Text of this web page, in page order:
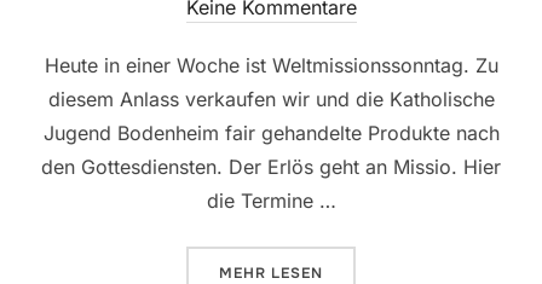
am
Keine Kommentare
Heute in einer Woche ist Weltmissionssonntag. Zu
diesem Anlass verkaufen wir und die Katholische
Jugend Bodenheim fair gehandelte Produkte nach
den Gottesdiensten. Der Erlös geht an Missio. Hier
die Termine …
MEHR ÜBER „MISSIO-AKTION“
LESEN